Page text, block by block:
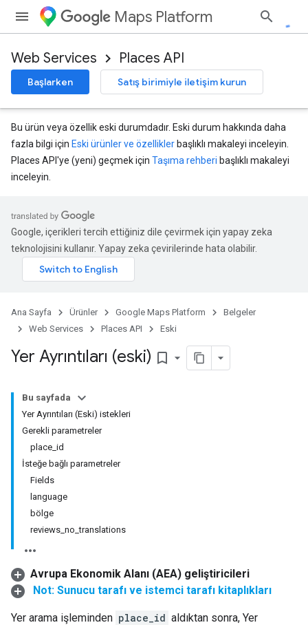
Maps Platform
Web Services Places API
Başlarken Satış birimiyle iletişim kurun
Bu ürün veya özellik eski durumdadır. Eski durum hakkında daha
fazla bilgi için Eski ürünler ve özellikler başlıklı makaleyi inceleyin.
Places API'ye (yeni) geçmek için Taşıma rehberi başlıklı makaleyi
inceleyin.
Google, içerikleri tercih ettiğiniz dile çevirmek için yapay zeka
teknolojisini kullanır. Yapay zeka çevirilerinde hata olabilir.
Ana Sayfa Ürünler Google Maps Platform
Belgeler
Web Services
Places API Eski
Yer Ayrıntıları (eski) bookmark_border
Bu sayfada
Yer Ayrıntıları (Eski) istekleri
Gerekli parametreler
place_id
İsteğe bağlı parametreler
Fields
language
bölge
reviews_no_translations
Avrupa Ekonomik Alanı (AEA) geliştiricileri
Not: Sunucu tarafı ve istemci tarafı kitaplıkları
Yer arama işleminden place_id aldıktan sonra, Yer